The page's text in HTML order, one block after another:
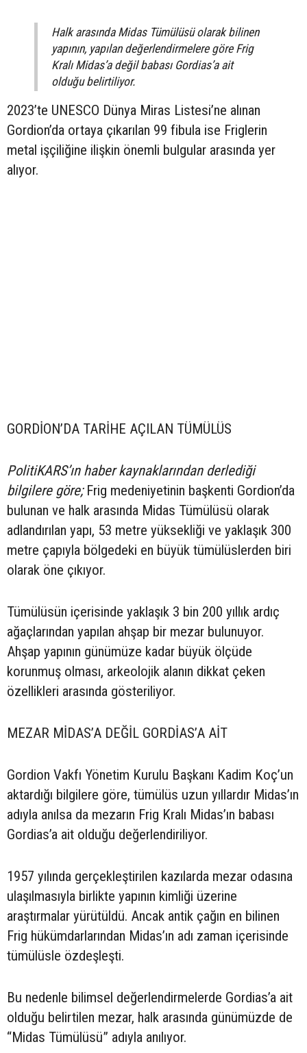
Halk arasında Midas Tümülüsü olarak bilinen
yapının, yapılan değerlendirmelere göre Frig
Kralı Midas’a değil babası Gordias’a ait
olduğu belirtiliyor.
2023’te UNESCO Dünya Miras Listesi’ne alınan
Gordion’da ortaya çıkarılan 99 fibula ise Friglerin
metal işçiliğine ilişkin önemli bulgular arasında yer
alıyor.
GORDİON’DA TARİHE AÇILAN TÜMÜLÜS
PolitiKARS’ın haber kaynaklarından derlediği
bilgilere göre;Frig medeniyetinin başkenti Gordion’da
bulunan ve halk arasında Midas Tümülüsü olarak
adlandırılan yapı, 53 metre yüksekliği ve yaklaşık 300
metre çapıyla bölgedeki en büyük tümülüslerden biri
olarak öne çıkıyor.
Tümülüsün içerisinde yaklaşık 3 bin 200 yıllık ardıç
ağaçlarından yapılan ahşap bir mezar bulunuyor.
Ahşap yapının günümüze kadar büyük ölçüde
korunmuş olması, arkeolojik alanın dikkat çeken
özellikleri arasında gösteriliyor.
MEZAR MİDAS’A DEĞİL GORDİAS’A AİT
Gordion Vakfı Yönetim Kurulu Başkanı Kadim Koç’un
aktardığı bilgilere göre, tümülüs uzun yıllardır Midas’ın
adıyla anılsa da mezarın Frig Kralı Midas’ın babası
Gordias’a ait olduğu değerlendiriliyor.
1957 yılında gerçekleştirilen kazılarda mezar odasına
ulaşılmasıyla birlikte yapının kimliği üzerine
araştırmalar yürütüldü. Ancak antik çağın en bilinen
Frig hükümdarlarından Midas’ın adı zaman içerisinde
tümülüsle özdeşleşti.
Bu nedenle bilimsel değerlendirmelerde Gordias’a ait
olduğu belirtilen mezar, halk arasında günümüzde de
“Midas Tümülüsü” adıyla anılıyor.